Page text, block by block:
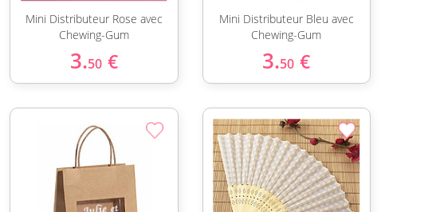
Mini Distributeur Rose avec
Chewing-Gum
3.50 €
Mini Distributeur Bleu avec
Chewing-Gum
3.50 €